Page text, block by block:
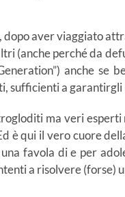
dopo aver viaggiato
(anche perché da
anche se
sufficienti a garantirgli
ma veri
è qui il vero cuore
favola di e per
a risolvere (forse)